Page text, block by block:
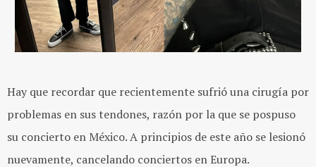
Hay que recordar que recientemente sufrió una cirugía por
problemas en sus tendones, razón por la que se pospuso
su concierto en México. A principios de este año se lesionó
nuevamente, cancelando conciertos en Europa.